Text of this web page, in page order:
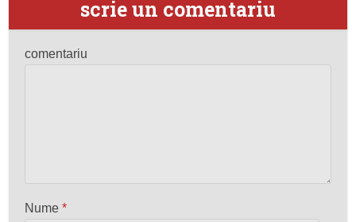
scrie un comentariu
comentariu
Nume*